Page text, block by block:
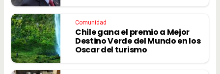
Comunidad
Chile gana el premio a Mejor
Destino Verde del Mundo en los
Oscar del turismo